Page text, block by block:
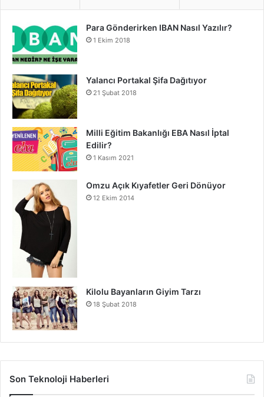
Para Gönderirken IBAN Nasıl Yazılır?
1 Ekim 2018
Yalancı Portakal Şifa Dağıtıyor
21 Şubat 2018
Milli Eğitim Bakanlığı EBA Nasıl İptal
Edilir?
1 Kasım 2021
Omzu Açık Kıyafetler Geri Dönüyor
12 Ekim 2014
Kilolu Bayanların Giyim Tarzı
18 Şubat 2018
Son Teknoloji Haberleri